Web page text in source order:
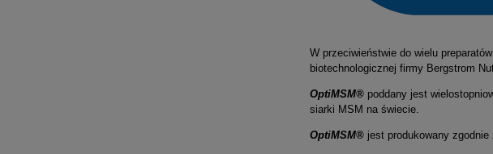
W przeciwieństwie do wielu
biotechnologicznej firmy Bergstrom
OptiMSM® poddany jest
siarki MSM na świecie.
OptiMSM® jest produkowany